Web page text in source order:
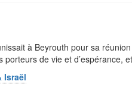
à Beyrouth pour sa
de vie et d’espérance,
Israël